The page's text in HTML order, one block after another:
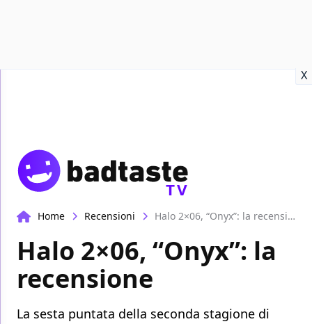
X
TV
Home Recensioni Halo 2×06, “Onyx”: la recensione
Halo 2×06, “Onyx”: la
recensione
La sesta puntata della seconda stagione di